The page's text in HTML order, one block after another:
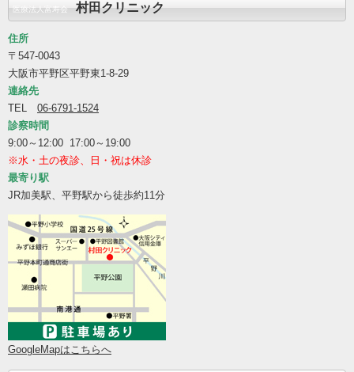
医療法人富寿会村田クリニック
住所
〒547-0043
大阪市平野区平野東1-8-29
連絡先
TEL 06-6791-1524
診察時間
9:00～12:00 17:00～19:00
※水・土の夜診、日・祝は休診
最寄り駅
JR加美駅、平野駅から徒歩約11分
GoogleMapはこちらへ